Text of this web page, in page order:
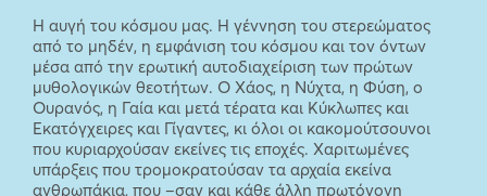
Η αυγή του κόσμου μας. Η γέννηση του στερεώματος
από το μηδέν, η εμφάνιση του κόσμου και τον όντων
μέσα από την ερωτική αυτοδιαχείριση των πρώτων
μυθολογικών θεοτήτων. Ο Χάος, η Νύχτα, η Φύση, ο
Ουρανός, η Γαία και μετά τέρατα και Κύκλωπες και
Εκατόγχειρες και Γίγαντες, κι όλοι οι κακομούτσουνοι
που κυριαρχούσαν εκείνες τις εποχές. Χαριτωμένες
υπάρξεις που τρομοκρατούσαν τα αρχαία εκείνα
ανθρωπάκια, που –σαν και κάθε άλλη πρωτόγονη